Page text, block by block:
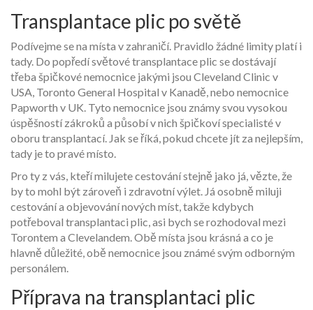
Transplantace plic po světě
Podívejme se na místa v zahraničí. Pravidlo žádné limity platí i
tady. Do popředí světové transplantace plic se dostávají
třeba špičkové nemocnice jakými jsou Cleveland Clinic v
USA, Toronto General Hospital v Kanadě, nebo nemocnice
Papworth v UK. Tyto nemocnice jsou známy svou vysokou
úspěšností zákroků a působí v nich špičkoví specialisté v
oboru transplantací. Jak se říká, pokud chcete jít za nejlepším,
tady je to pravé místo.
Pro ty z vás, kteří milujete cestování stejně jako já, vězte, že
by to mohl být zároveň i zdravotní výlet. Já osobně miluji
cestování a objevování nových míst, takže kdybych
potřeboval transplantaci plic, asi bych se rozhodoval mezi
Torontem a Clevelandem. Obě místa jsou krásná a co je
hlavně důležité, obě nemocnice jsou známé svým odborným
personálem.
Příprava na transplantaci plic